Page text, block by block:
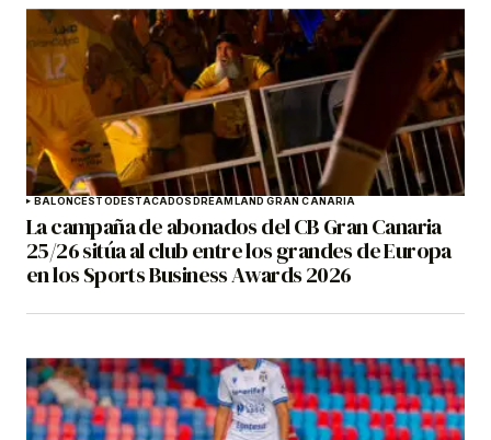
BALONCESTO DESTACADOS DREAMLAND GRAN CANARIA
La campaña de abonados del CB Gran Canaria
25/26 sitúa al club entre los grandes de Europa
en los Sports Business Awards 2026